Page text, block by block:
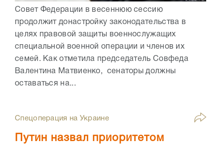
Совет Федерации в весеннюю сессию
продолжит донастройку законодательства в
целях правовой защиты военнослужащих
специальной военной операции и членов их
семей. Как отметила председатель Совфеда
Валентина Матвиенко, сенаторы должны
оставаться на...
Спецоперация на Украине
Путин назвал приоритетом